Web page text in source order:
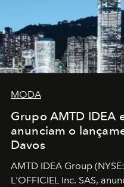
MODA
Grupo AMTD IDEA
anunciam o
Davos
AMTD IDEA Group
L'OFFICIEL Inc. SAS,